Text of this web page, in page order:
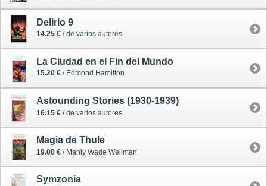
Delirio 9
14.25 € / de varios autores
La Ciudad en el Fin del Mundo
15.20 € / Edmond Hamilton
Astounding Stories (1930-1939)
16.15 € / de varios autores
Magia de Thule
19.00 € / Manly Wade Wellman
Symzonia